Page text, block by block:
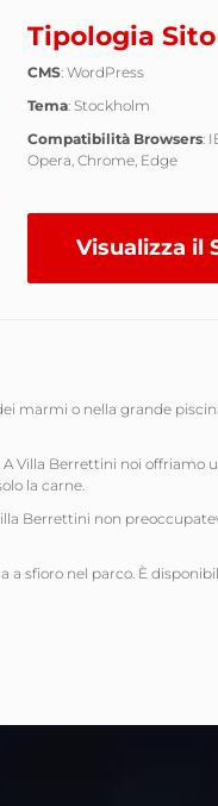
Tipologia Sito
CMS: WordPress
Tema: Stockholm
Compatibilità Browsers:
Opera, Chrome, Edge
Visualizza il
marmi o nella grande
Villa Berrettini noi offriamo
la carne.
Berrettini non
sfioro nel parco. È